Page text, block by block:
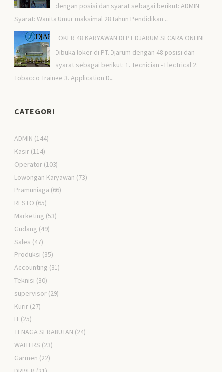
dengan posisi dan syarat sebagai berikut: ADMIN
Syarat: Wanita Umur maksimal 28 tahun Pendidikan ...
LOKER 48 KARYAWAN DI PT DJARUM SECARA ONLINE
Dibuka loker di PT. Djarum dengan 48 posisi dan
syarat sebagai berikut: 1. Tecnician - Electrical 2.
Tobacco Trainee 3. Application D...
CATEGORI
ADMIN (144)
Kasir (114)
Operator (103)
Lowongan Karyawan (73)
Pramuniaga (66)
RESTO (65)
Marketing (53)
Gudang (49)
Sales (47)
Produksi (35)
Accounting (31)
Teknisi (30)
supervisor (29)
Kurir (27)
IT (25)
TENAGA SERABUTAN (24)
WAITERS (23)
Garmen (22)